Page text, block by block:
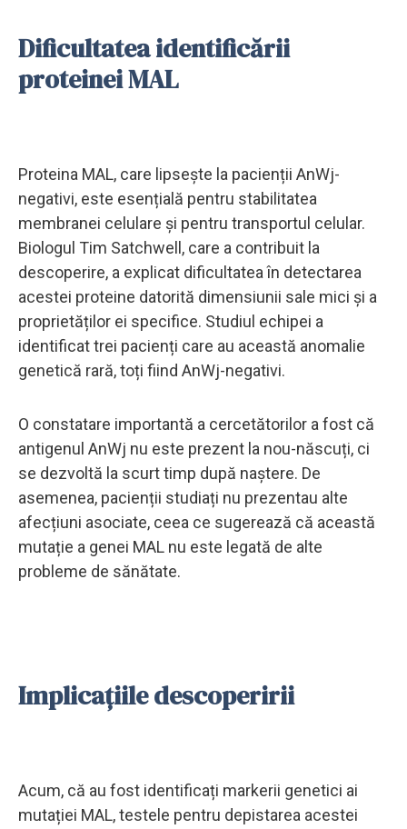
Dificultatea identificării
proteinei MAL
Proteina MAL, care lipsește la pacienții AnWj-
negativi, este esențială pentru stabilitatea
membranei celulare și pentru transportul celular.
Biologul Tim Satchwell, care a contribuit la
descoperire, a explicat dificultatea în detectarea
acestei proteine datorită dimensiunii sale mici și a
proprietăților ei specifice. Studiul echipei a
identificat trei pacienți care au această anomalie
genetică rară, toți fiind AnWj-negativi.
O constatare importantă a cercetătorilor a fost că
antigenul AnWj nu este prezent la nou-născuți, ci
se dezvoltă la scurt timp după naștere. De
asemenea, pacienții studiați nu prezentau alte
afecțiuni asociate, ceea ce sugerează că această
mutație a genei MAL nu este legată de alte
probleme de sănătate.
Implicațiile descoperirii
Acum, că au fost identificați markerii genetici ai
mutației MAL, testele pentru depistarea acestei